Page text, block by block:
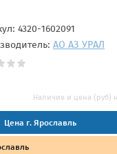
4320-1602091
АО АЗ УРАЛ
Наличие и цена (руб)
Цена г. Ярославль